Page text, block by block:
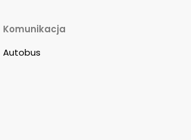
Komunikacja
Autobus